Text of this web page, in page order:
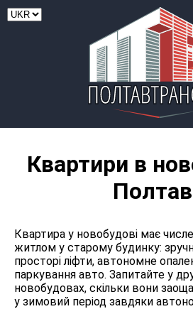
Квартири в
Квартира у новобудові має
житлом у старому будинку:
просторі ліфти, автономне
паркування авто. Запитайте у
новобудовах, скільки вони
у зимовий період завдяки